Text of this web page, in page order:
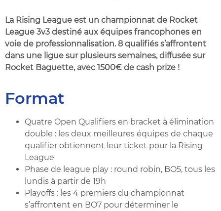
La Rising League est un championnat de Rocket
League 3v3 destiné aux équipes francophones en
voie de professionnalisation. 8 qualifiés s’affrontent
dans une ligue sur plusieurs semaines, diffusée sur
Rocket Baguette, avec 1500€ de cash prize !
Format
Quatre Open Qualifiers en bracket à élimination
double : les deux meilleures équipes de chaque
qualifier obtiennent leur ticket pour la Rising
League
Phase de league play : round robin, BO5, tous les
lundis à partir de 19h
Playoffs : les 4 premiers du championnat
s’affrontent en BO7 pour déterminer le